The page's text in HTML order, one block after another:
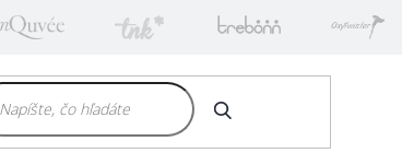
HĽADAŤ